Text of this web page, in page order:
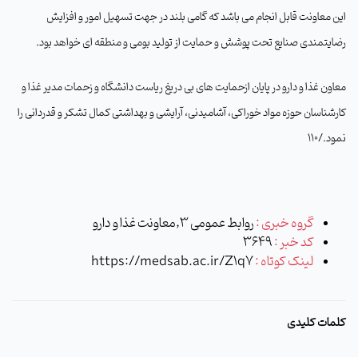
این معاونت قابل انجام می باشد که گامی بلند در جهت تسهیل امور و افزایش
رضایتمندی صنایع تحت پوشش و حمایت از تولید بومی و منطقه ای خواهد بود.
معاون غذا و دارو در پایان ازحمایت های بی دریغ ریاست دانشگاه و زحمات مدیر غذا و
کارشناسان حوزه مواد خوراکی، آشامیدنی، آرایشی و بهداشتی کمال تشکر و قدردانی را
نمود./110
گروه خبری :روابط عمومی 3,معاونت غذا و دارو
کد خبر :3649
لینک کوتاه :https://medsab.ac.ir/Z1q7
کلمات کلیدی